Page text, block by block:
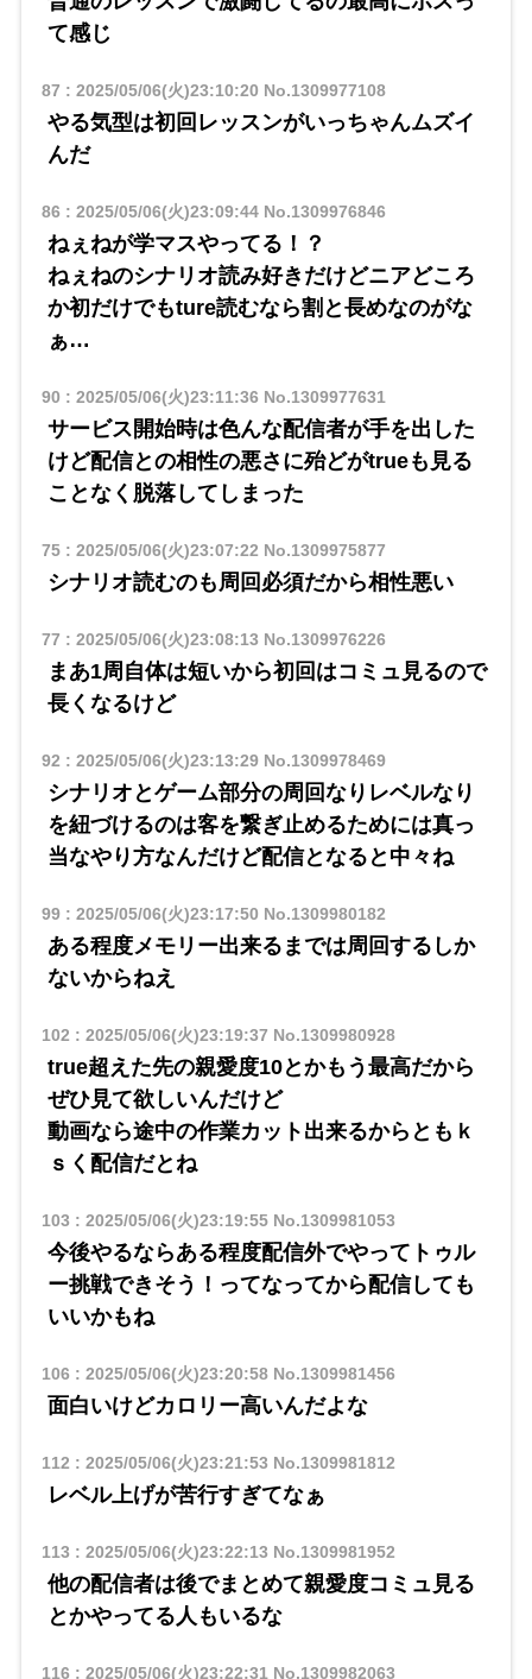
て感じ
87 : 2025/05/06(火)23:10:20 No.1309977108
やる気型は初回レッスンがいっちゃんムズイ
んだ
86 : 2025/05/06(火)23:09:44No.1309976846
ねぇねが学マスやってる！？
ねぇねのシナリオ読み好きだけどニアどころ
か初だけでもture読むなら割と長めなのがな
ぁ…
90 : 2025/05/06(火)23:11:36 No.1309977631
サービス開始時は色んな配信者が手を出した
けど配信との相性の悪さに殆どがtrueも見る
ことなく脱落してしまった
75: 2025/05/06(火)23:07:22 No.1309975877
シナリオ読むのも周回必須だから相性悪い
77 : 2025/05/06(火)23:08:13 No.1309976226
まあ1周自体は短いから初回はコミュ見るので
長くなるけど
92 : 2025/05/06(火)23:13:29No.1309978469
シナリオとゲーム部分の周回なりレベルなり
を紐づけるのは客を繋ぎ止めるためには真っ
当なやり方なんだけど配信となると中々ね
99: 2025/05/06(火)23:17:50 No.1309980182
ある程度メモリー出来るまでは周回するしか
ないからねえ
102 : 2025/05/06(火)23:19:37 No.1309980928
true超えた先の親愛度10とかもう最高だから
ぜひ見て欲しいんだけど
動画なら途中の作業カット出来るからともｋ
ｓく配信だとね
103 : 2025/05/06(火)23:19:55No.1309981053
今後やるならある程度配信外でやってトゥル
ー挑戦できそう！ってなってから配信しても
いいかもね
106 : 2025/05/06(火)23:20:58No.1309981456
面白いけどカロリー高いんだよな
112 : 2025/05/06(火)23:21:53 No.1309981812
レベル上げが苦行すぎてなぁ
113 : 2025/05/06(火)23:22:13 No.1309981952
他の配信者は後でまとめて親愛度コミュ見る
とかやってる人もいるな
116 : 2025/05/06(火)23:22:31No.1309982063